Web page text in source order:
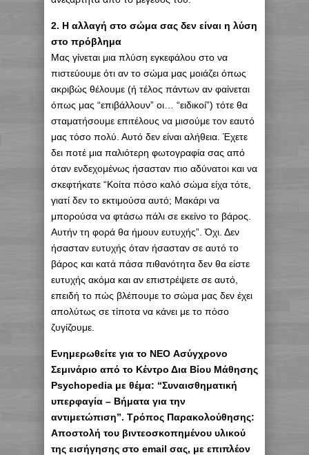
2. Η αλλαγή στο σώμα σας δεν είναι η λύση
στο πρόβλημα
Μας γίνεται μια πλύση εγκεφάλου στο να
πιστεύουμε ότι αν το σώμα μας μοιάζει όπως
ακριβώς θέλουμε (ή τέλος πάντων αν φαίνεται
όπως μας “επιβάλλουν” οι… “ειδικοί”) τότε θα
σταματήσουμε επιτέλους να μισούμε τον εαυτό
μας τόσο πολύ. Αυτό δεν είναι αλήθεια. Έχετε
δει ποτέ μια παλιότερη φωτογραφία σας από
όταν ενδεχομένως ήσασταν πιο αδύνατοι και να
σκεφτήκατε “Κοίτα πόσο καλό σώμα είχα τότε,
γιατί δεν το εκτιμούσα αυτό; Μακάρι να
μπορούσα να φτάσω πάλι σε εκείνο το βάρος.
Αυτήν τη φορά θα ήμουν ευτυχής”. Όχι. Δεν
ήσασταν ευτυχής όταν ήσασταν σε αυτό το
βάρος και κατά πάσα πιθανότητα δεν θα είστε
ευτυχής ακόμα και αν επιστρέψετε σε αυτό,
επειδή το πώς βλέπουμε το σώμα μας δεν έχει
απολύτως σε τίποτα να κάνει με το πόσο
ζυγίζουμε.
Eνημερωθείτε για το ΝΕΟ Ασύγχρονο
Σεμινάριο από το Κέντρο Δια Βίου Μάθησης
Psychopedia με θέμα: “Συναισθηματική
υπερφαγία – Βήματα για την
αντιμετώπιση”. Τρόπος Παρακολούθησης:
Αποστολή του βιντεοσκοπημένου υλικού
της εισήγησης στο email σας, με επιπλέον